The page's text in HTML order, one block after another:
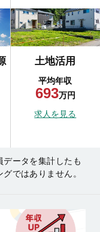
土地活用
平均年収
693万円
求人を見る
データを集計したも
ではありません。